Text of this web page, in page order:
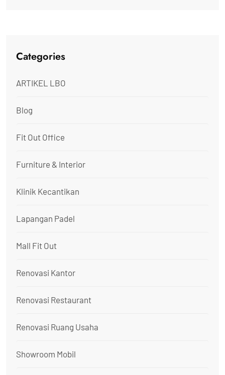
Categories
ARTIKEL LBO
Blog
Fit Out Office
Furniture & Interior
Klinik Kecantikan
Lapangan Padel
Mall Fit Out
Renovasi Kantor
Renovasi Restaurant
Renovasi Ruang Usaha
Showroom Mobil